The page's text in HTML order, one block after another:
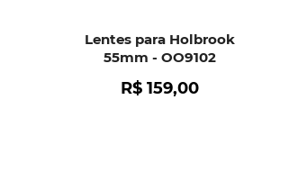
Lentes para Holbrook
55mm - OO9102
R$ 159,00